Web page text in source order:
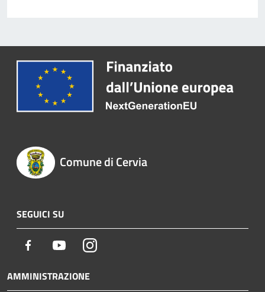
Comune di Cervia
SEGUICI SU
Facebook YoutubeInstagram
AMMINISTRAZIONE